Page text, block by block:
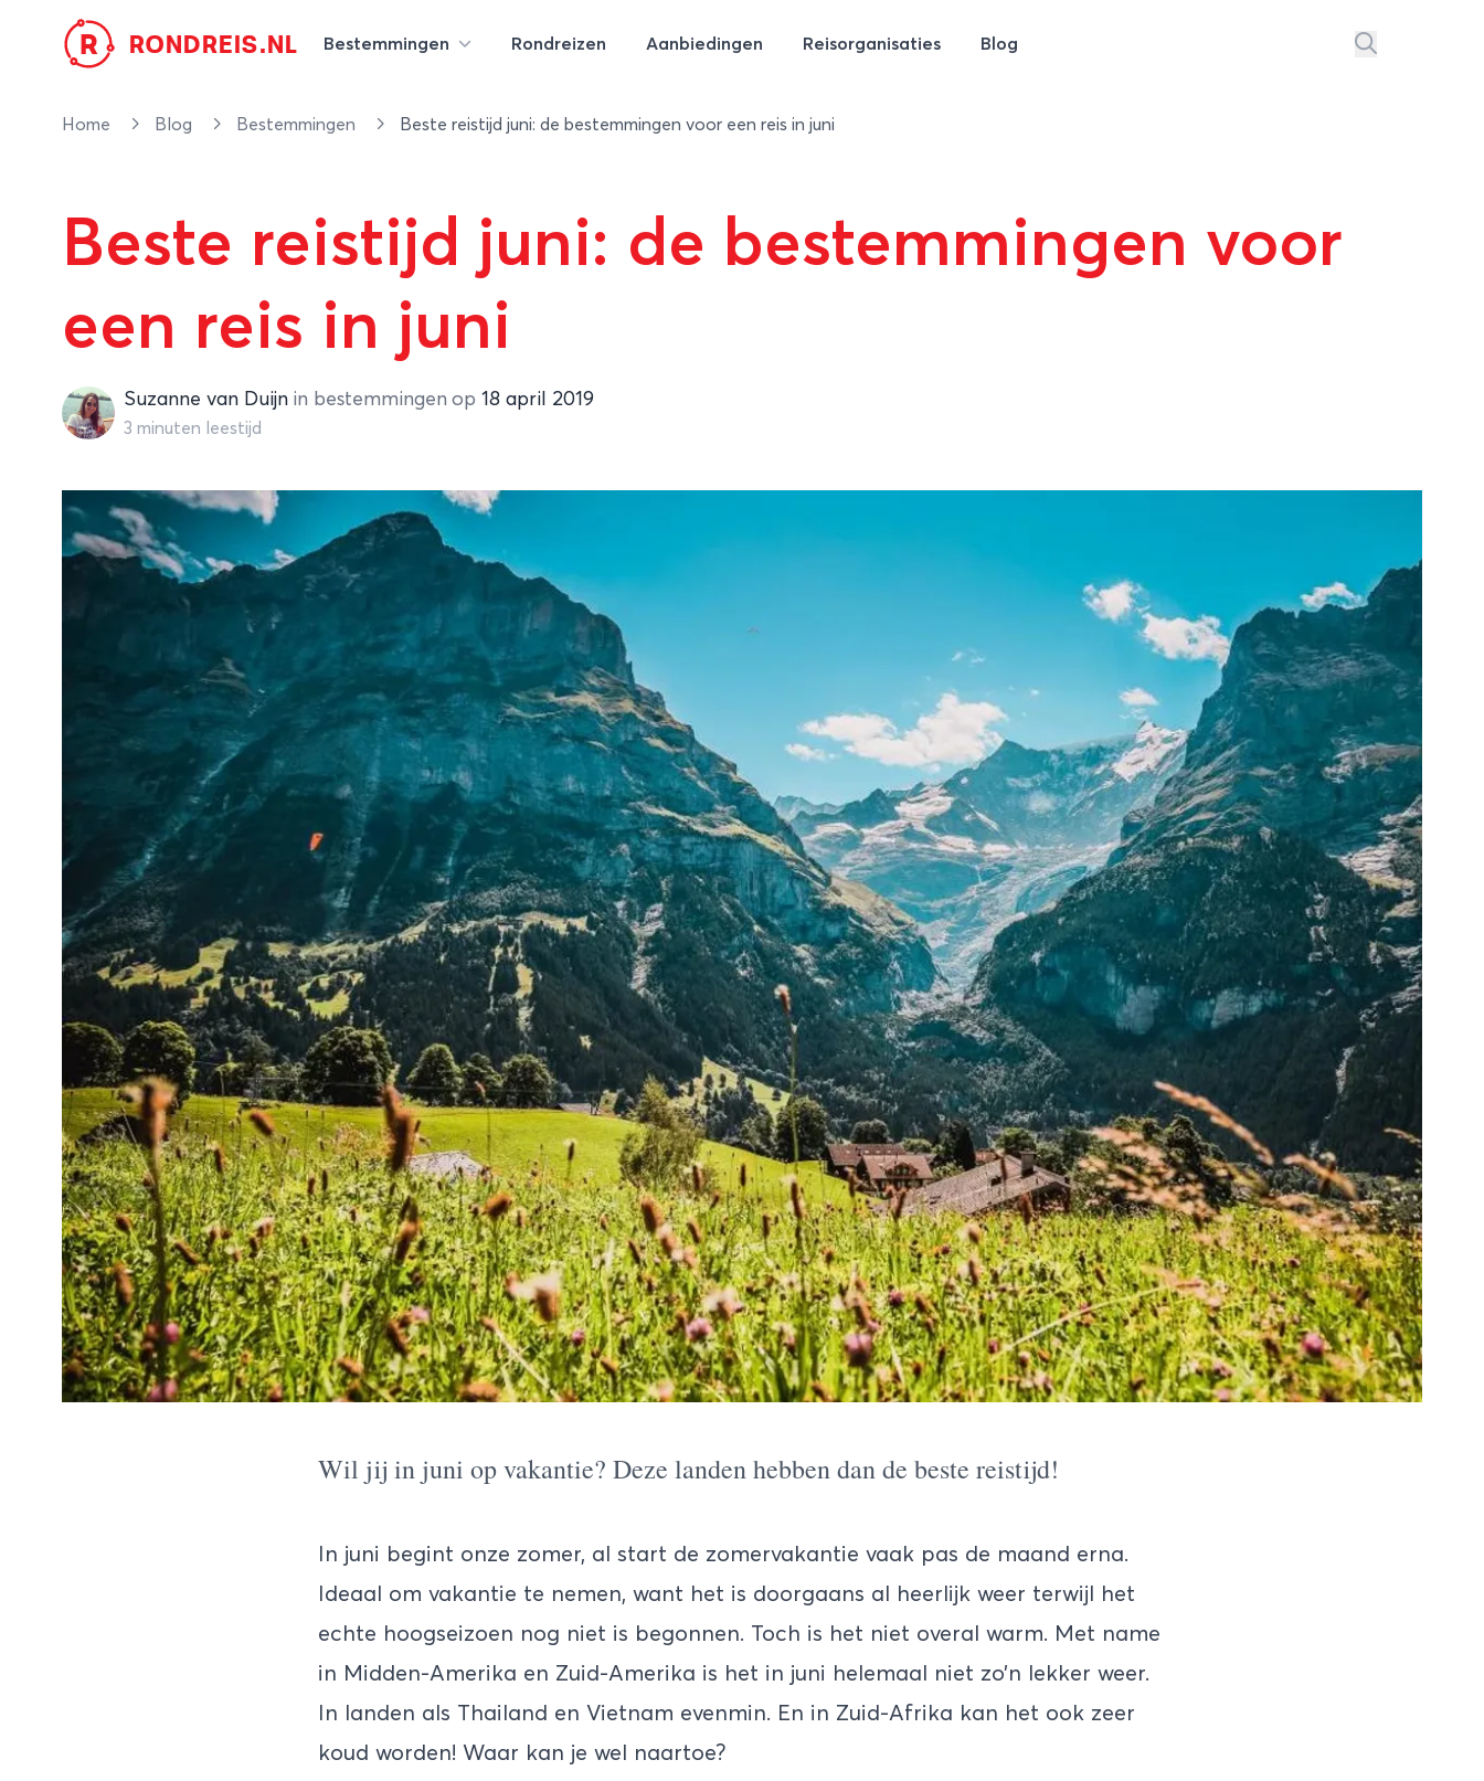
R RONDREIS.NL Bestemmingen Rondreizen Aanbiedingen Reisorganisaties Blog
Home Blog Bestemmingen Beste reistijd juni: de bestemmingen voor een reis in juni
Beste reistijd juni: de bestemmingen voor
een reis in juni
Suzanne van Duijn
Suzanne van Duijn in bestemmingen op 18 april 2019
3 minuten leestijd
Wil jij in juni op vakantie? Deze landen hebben dan de beste reistijd!
In juni begint onze zomer, al start de zomervakantie vaak pas de maand erna.
Ideaal om vakantie te nemen, want het is doorgaans al heerlijk weer terwijl het
echte hoogseizoen nog niet is begonnen. Toch is het niet overal warm. Met name
in Midden-Amerika en Zuid-Amerika is het in juni helemaal niet zo’n lekker weer.
In landen als Thailand en Vietnam evenmin. En in Zuid-Afrika kan het ook zeer
koud worden! Waar kan je wel naartoe?